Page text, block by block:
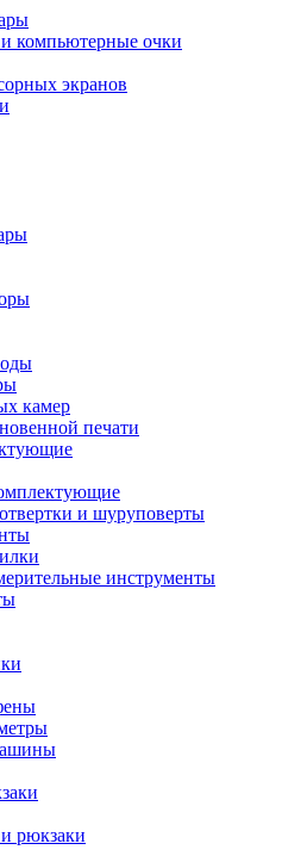
компьютерные очки
экранов
камер
печати
и шуруповерты
инструменты
рюкзаки